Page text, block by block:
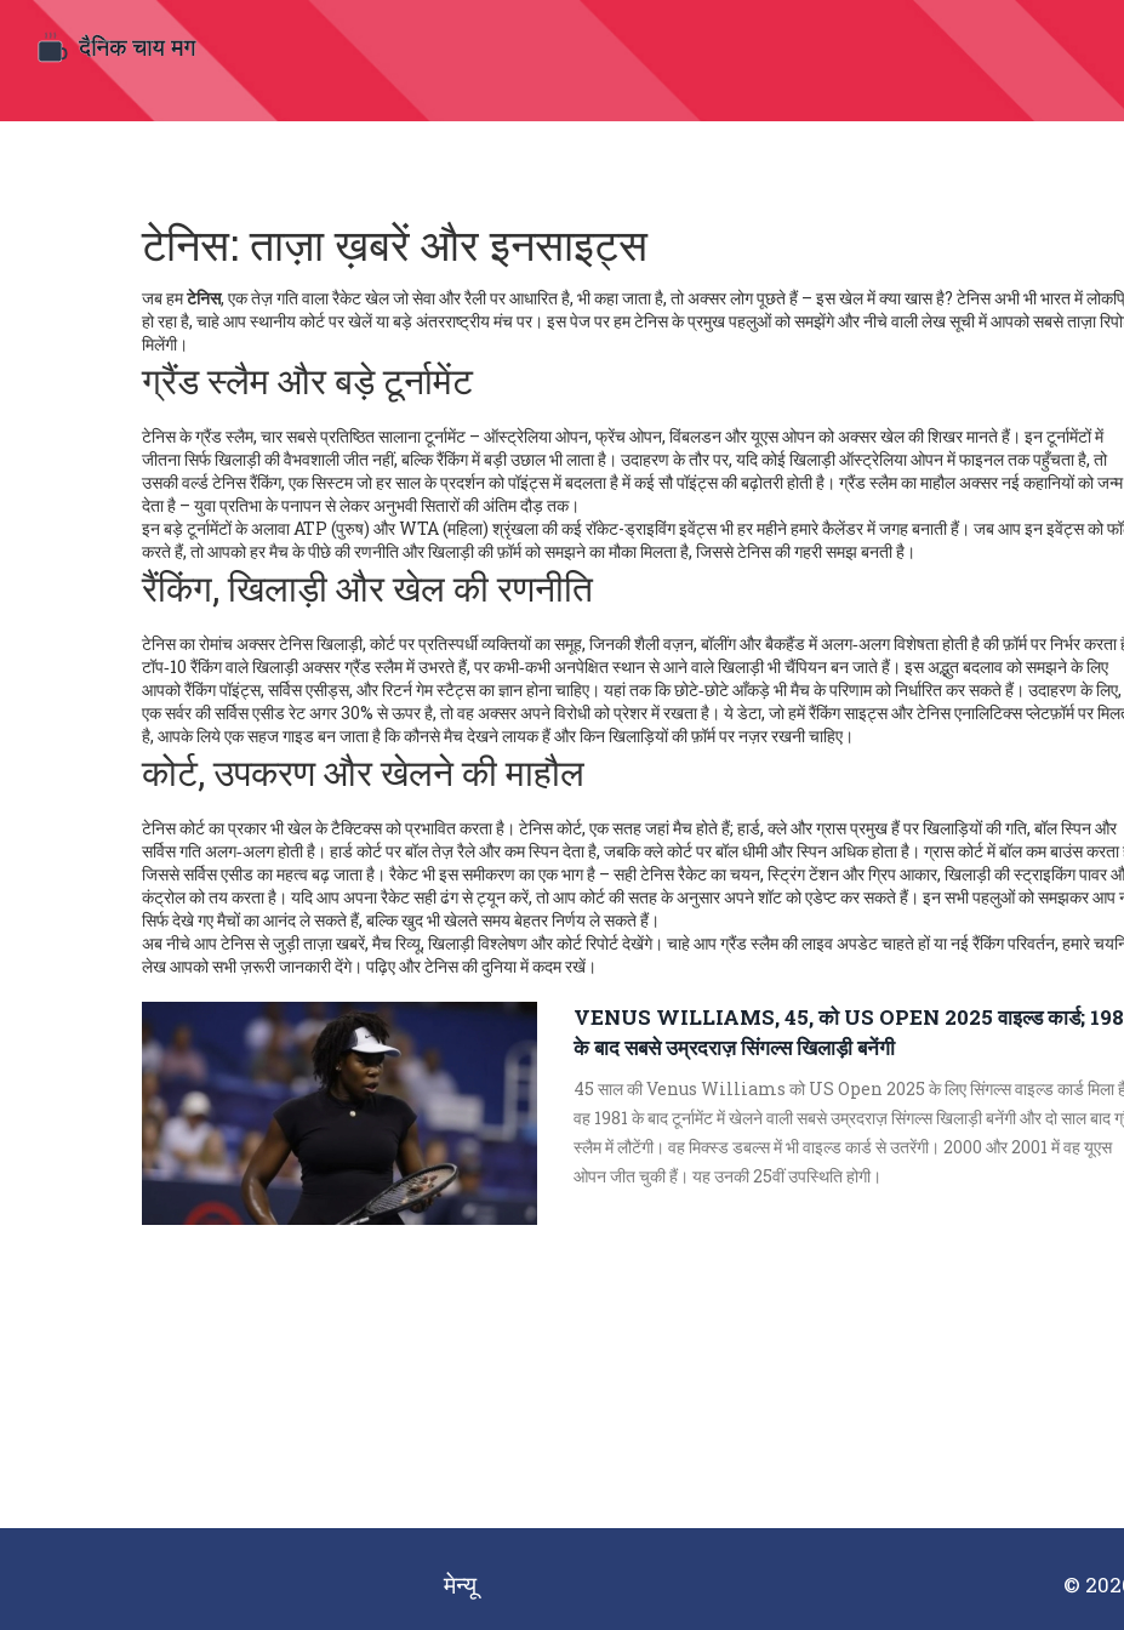
टेनिस: ताज़ा ख़बरें और इनसाइट्स
जब हमटेनिस, एक तेज़ गति वाला रैकेट खेल जो सेवा और रैली पर आधारित है, भी कहा जाता है, तो अक्सर लोग पूछते हैं – इस खेल में क्या खास है? टेनिस अभी भी भारत में
हो रहा है, चाहे आप स्थानीय कोर्ट पर खेलें या बड़े अंतरराष्ट्रीय मंच पर। इस पेज पर हम टेनिस के प्रमुख पहलुओं को समझेंगे और नीचे वाली लेख सूची में आपको सबसे ताज़ा
मिलेंगी।
ग्रैंड स्लैम और बड़े टूर्नामेंट
टेनिस केग्रैंड स्लैम, चार सबसे प्रतिष्ठित सालाना टूर्नामेंट – ऑस्ट्रेलिया ओपन, फ्रेंच ओपन, विंबलडन और यूएस ओपनको अक्सर खेल की शिखर मानते हैं। इन टूर्नामेंटों में
जीतना सिर्फ खिलाड़ी की वैभवशाली जीत नहीं, बल्कि रैंकिंग में बड़ी उछाल भी लाता है। उदाहरण के तौर पर, यदि कोई खिलाड़ी ऑस्ट्रेलिया ओपन में फाइनल तक पहुँचता है, तो
उसकीवर्ल्ड टेनिस रैंकिंग, एक सिस्टम जो हर साल के प्रदर्शन को पॉइंट्स में बदलता हैमें कई सौ पॉइंट्स की बढ़ोतरी होती है। ग्रैंड स्लैम का माहौल अक्सर नई कहानियों को जन्म
देता है – युवा प्रतिभा के पनापन से लेकर अनुभवी सितारों की अंतिम दौड़ तक।
इन बड़े टूर्नामेंटों के अलावा ATP (पुरुष) और WTA (महिला) श्रृंखला की कई रॉकेट-ड्राइविंग इवेंट्स भी हर महीने हमारे कैलेंडर में जगह बनाती हैं। जब आप इन इवेंट्स को
करते हैं, तो आपको हर मैच के पीछे की रणनीति और खिलाड़ी की फ़ॉर्म को समझने का मौका मिलता है, जिससे टेनिस की गहरी समझ बनती है।
रैंकिंग, खिलाड़ी और खेल की रणनीति
टेनिस का रोमांच अक्सरटेनिस खिलाड़ी, कोर्ट पर प्रतिस्पर्धी व्यक्तियों का समूह, जिनकी शैली वज़न, बॉलींग और बैकहैंड में अलग‑अलग विशेषता होती हैकी फ़ॉर्म पर निर्भर करता
टॉप‑10 रैंकिंग वाले खिलाड़ी अक्सर ग्रैंड स्लैम में उभरते हैं, पर कभी‑कभी अनपेक्षित स्थान से आने वाले खिलाड़ी भी चैंपियन बन जाते हैं। इस अद्भुत बदलाव को समझने के लिए
आपको रैंकिंग पॉइंट्स, सर्विस एसीड्स, और रिटर्न गेम स्टैट्स का ज्ञान होना चाहिए। यहां तक कि छोटे‑छोटे आँकड़े भी मैच के परिणाम को निर्धारित कर सकते हैं। उदाहरण के लिए,
एक सर्वर की सर्विस एसीड रेट अगर 30% से ऊपर है, तो वह अक्सर अपने विरोधी को प्रेशर में रखता है। ये डेटा, जो हमें रैंकिंग साइट्स और टेनिस एनालिटिक्स प्लेटफ़ॉर्म पर
है, आपके लिये एक सहज गाइड बन जाता है कि कौनसे मैच देखने लायक हैं और किन खिलाड़ियों की फ़ॉर्म पर नज़र रखनी चाहिए।
कोर्ट, उपकरण और खेलने की माहौल
टेनिस कोर्ट का प्रकार भी खेल के टैक्टिक्स को प्रभावित करता है। टेनिस कोर्ट, एक सतह जहां मैच होते हैं; हार्ड, क्ले और ग्रास प्रमुख हैंपर खिलाड़ियों की गति, बॉल स्पिन और
सर्विस गति अलग‑अलग होती है। हार्ड कोर्ट पर बॉल तेज़ रैले और कम स्पिन देता है, जबकि क्ले कोर्ट पर बॉल धीमी और स्पिन अधिक होता है। ग्रास कोर्ट में बॉल कम बाउंस करता
जिससे सर्विस एसीड का महत्व बढ़ जाता है। रैकेट भी इस समीकरण का एक भाग है – सही टेनिस रैकेट का चयन, स्ट्रिंग टेंशन और ग्रिप आकार, खिलाड़ी की स्ट्राइकिंग पावर
कंट्रोल को तय करता है। यदि आप अपना रैकेट सही ढंग से ट्यून करें, तो आप कोर्ट की सतह के अनुसार अपने शॉट को एडेप्ट कर सकते हैं। इन सभी पहलुओं को समझकर आप
सिर्फ देखे गए मैचों का आनंद ले सकते हैं, बल्कि खुद भी खेलते समय बेहतर निर्णय ले सकते हैं।
अब नीचे आप टेनिस से जुड़ी ताज़ा खबरें, मैच रिव्यू, खिलाड़ी विश्लेषण और कोर्ट रिपोर्ट देखेंगे। चाहे आप ग्रैंड स्लैम की लाइव अपडेट चाहते हों या नई रैंकिंग परिवर्तन, हमारे
लेख आपको सभी ज़रूरी जानकारी देंगे। पढ़िए और टेनिस की दुनिया में कदम रखें।
VENUS WILLIAMS, 45, को US OPEN 2025 वाइल्ड कार्ड;
के बाद सबसे उम्रदराज़ सिंगल्स खिलाड़ी बनेंगी
45 साल की Venus Williams को US Open 2025 के लिए सिंगल्स वाइल्ड कार्ड मिला
वह 1981 के बाद टूर्नामेंट में खेलने वाली सबसे उम्रदराज़ सिंगल्स खिलाड़ी बनेंगी और दो साल बाद
स्लैम में लौटेंगी। वह मिक्स्ड डबल्स में भी वाइल्ड कार्ड से उतरेंगी। 2000 और 2001 में वह यूएस
ओपन जीत चुकी हैं। यह उनकी 25वीं उपस्थिति होगी।
मेन्यू ©